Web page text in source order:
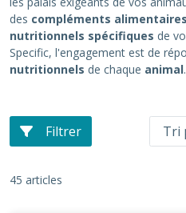
des compléments alimentaires
nutritionnels spécifiques de
Specific, l'engagement est de
nutritionnels de chaque animal.
Filtrer
45 articles